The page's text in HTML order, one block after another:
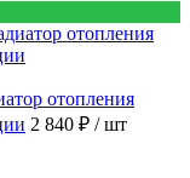
отопления
2 840 ₽ / шт